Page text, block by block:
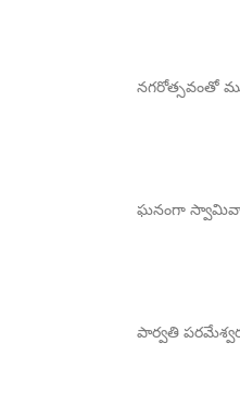
నగరోత్సవంతో
ఘనంగా
పార్వతి